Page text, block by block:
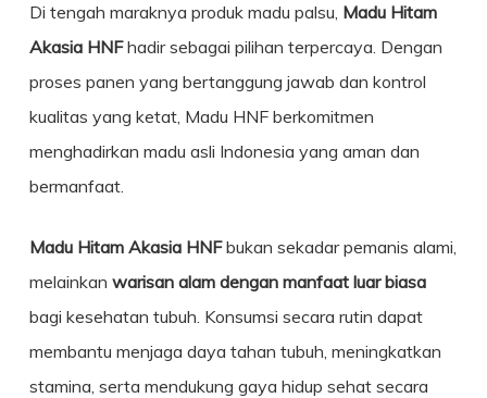
Di tengah maraknya produk madu palsu, Madu Hitam
Akasia HNFhadir sebagai pilihan terpercaya. Dengan
proses panen yang bertanggung jawab dan kontrol
kualitas yang ketat, Madu HNF berkomitmen
menghadirkan madu asli Indonesia yang aman dan
bermanfaat.
Madu Hitam Akasia HNFbukan sekadar pemanis alami,
melainkan warisan alam dengan manfaat luar biasa
bagi kesehatan tubuh. Konsumsi secara rutin dapat
membantu menjaga daya tahan tubuh, meningkatkan
stamina, serta mendukung gaya hidup sehat secara